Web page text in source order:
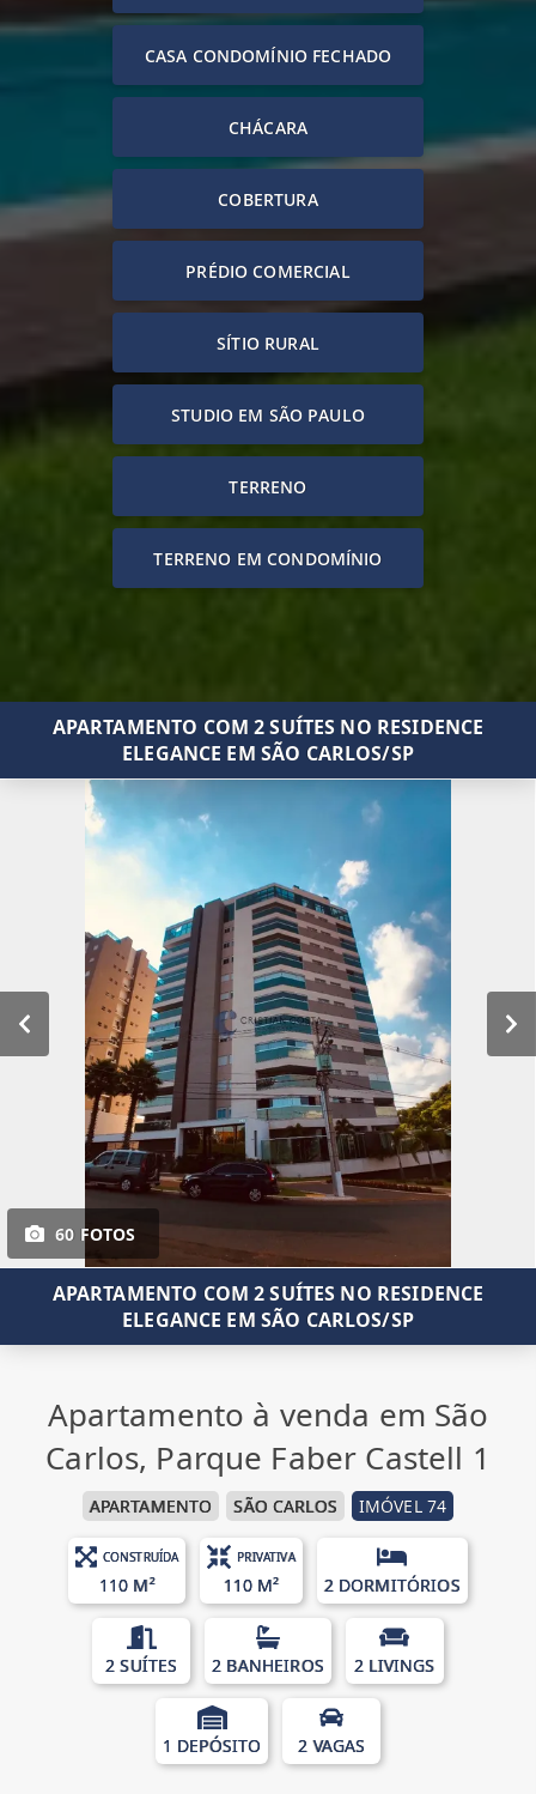
CASA CONDOMÍNIO FECHADO
CHÁCARA
COBERTURA
PRÉDIO COMERCIAL
SÍTIO RURAL
STUDIO EM SÃO PAULO
TERRENO
TERRENO EM CONDOMÍNIO
APARTAMENTO COM 2 SUÍTES NO RESIDENCE
ELEGANCE EM SÃO CARLOS/SP
60 FOTOS
APARTAMENTO COM 2 SUÍTES NO RESIDENCE
ELEGANCE EM SÃO CARLOS/SP
Apartamento à venda em São
Carlos, Parque Faber Castell 1
APARTAMENTO SÃO CARLOS IMÓVEL 74
CONSTRUÍDA
110 M²
PRIVATIVA
110 M² 2 DORMITÓRIOS
2 SUÍTES 2 BANHEIROS 2 LIVINGS
1 DEPÓSITO 2 VAGAS